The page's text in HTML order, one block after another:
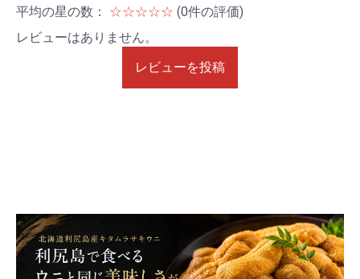
平均の星の数： ☆☆☆☆☆ (0件の評価)
レビューはありません。
レビューを投稿